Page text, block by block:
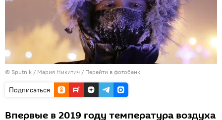
© Sputnik / Мария Никитич / Перейти в фотобанк
Подписаться
Впервые в 2019 году температура воздуха